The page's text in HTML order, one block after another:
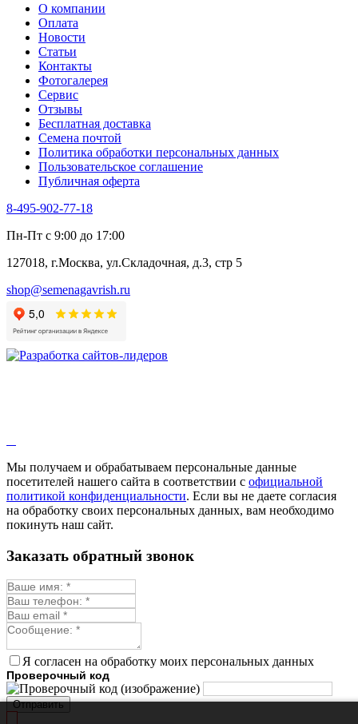
Тмин
Трава для чая
Туласи
Укроп
Фенхель пряный
Хризантема овощная
Цикорий пряный
Цикорий салатный (Витлуф)
Черемша
Шпинат
Щавель
Эндивий
Эстрагон
Алтей
Бессмертник
Валериана
Валерианелла
Гибискус лекарственный
Девясил
Душица
Змееголовник
Мыльнянка
Мята
Овсяный корень
Огуречная трава
Пустырник
Репешок
Синюха
Смесь лекарственных
Стевия
Тимьян ползучий (чабрец)
Фенхель лекарственный
Цикорий лекарственный
О компании
Оплата
Новости
Статьи
Контакты
Фотогалерея​
Сервис
Отзывы
Бесплатная доставка
Семена почтой
Политика обработки персональных данных
Пользовательское соглашение
Публичная оферта
8-495-902-77-18
Пн-Пт с 9:00 до 17:00
127018, г.Москва, ул.Складочная, д.3, стр 5
shop@semenagavrish.ru
Мы получаем и обрабатываем персональные данные
посетителей нашего сайта в соответствии с официальной
политикой конфиденциальности. Если вы не даете согласия
на обработку своих персональных данных, вам необходимо
покинуть наш сайт.
Заказать обратный звонок
Я согласен на обработку моих персональных данных
Проверочный код
Отправить